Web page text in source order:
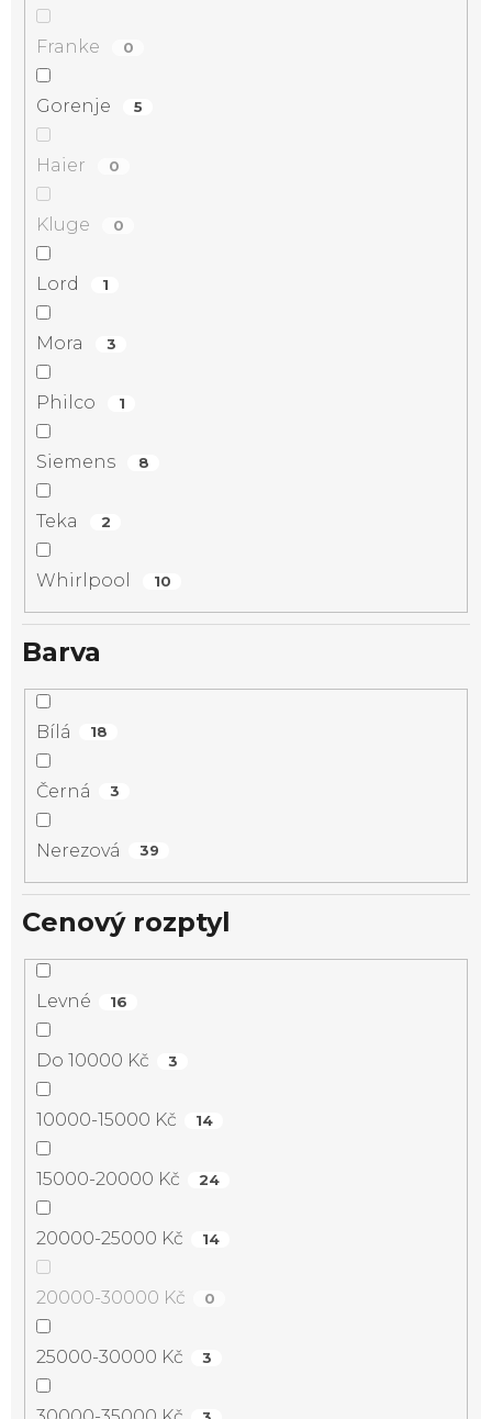
Franke 0
Gorenje 5
Haier 0
Kluge 0
Lord 1
Mora 3
Philco 1
Siemens 8
Teka 2
Whirlpool 10
Barva
Bílá 18
Černá 3
Nerezová 39
Cenový rozptyl
Levné 16
Do 10000 Kč 3
10000-15000 Kč 14
15000-20000 Kč 24
20000-25000 Kč 14
20000-30000 Kč 0
25000-30000 Kč 3